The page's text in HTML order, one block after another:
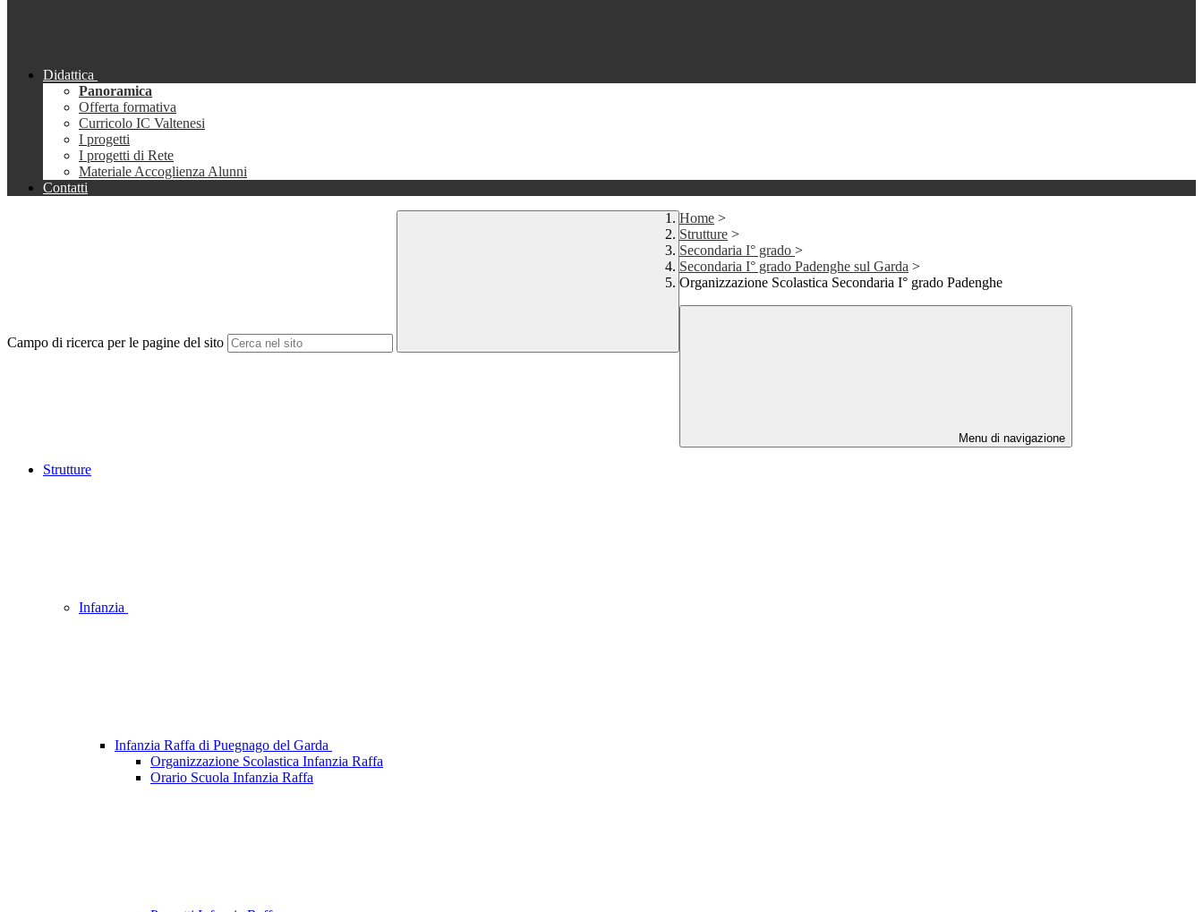
Didattica
Panoramica
Offerta formativa
Curricolo IC Valtenesi
I progetti
I progetti di Rete
Materiale Accoglienza Alunni
Contatti
Campo di ricerca per le pagine del sito
Home >
Strutture >
Secondaria I° grado >
Secondaria I° grado Padenghe sul Garda >
Organizzazione Scolastica Secondaria I° grado Padenghe
Menu di navigazione
Strutture
Infanzia
Infanzia Raffa di Puegnago del Garda
Organizzazione Scolastica Infanzia Raffa
Orario Scuola Infanzia Raffa